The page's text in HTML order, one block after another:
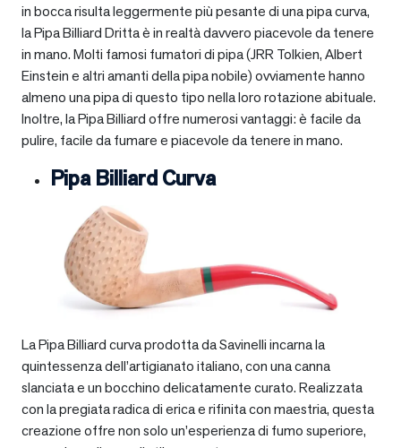
in bocca risulta leggermente più pesante di una pipa curva,
la Pipa Billiard Dritta è in realtà davvero piacevole da tenere
in mano. Molti famosi fumatori di pipa (JRR Tolkien, Albert
Einstein e altri amanti della pipa nobile) ovviamente hanno
almeno una pipa di questo tipo nella loro rotazione abituale.
Inoltre, la Pipa Billiard offre numerosi vantaggi: è facile da
pulire, facile da fumare e piacevole da tenere in mano.
Pipa Billiard Curva
La Pipa Billiard curva prodotta da Savinelli incarna la
quintessenza dell’artigianato italiano, con una canna
slanciata e un bocchino delicatamente curato. Realizzata
con la pregiata radica di erica e rifinita con maestria, questa
creazione offre non solo un’esperienza di fumo superiore,